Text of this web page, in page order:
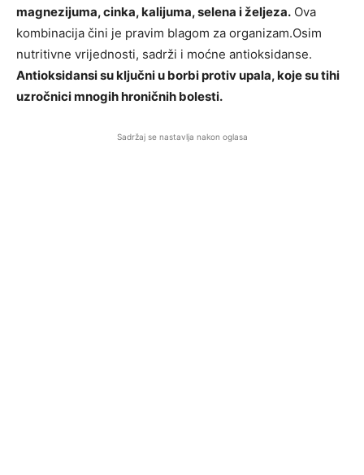
magnezijuma, cinka, kalijuma, selena i željeza. Ova
kombinacija čini je pravim blagom za organizam.Osim
nutritivne vrijednosti, sadrži i moćne antioksidanse.
Antioksidansi su ključni u borbi protiv upala, koje su tihi
uzročnici mnogih hroničnih bolesti.
Sadržaj se nastavlja nakon oglasa